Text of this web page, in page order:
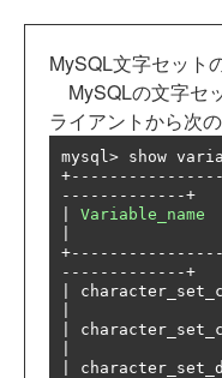
MySQL文字セット
MySQLの文字セ
ライアントから次
mysql> show
-------------+
Variable_name
-------------+